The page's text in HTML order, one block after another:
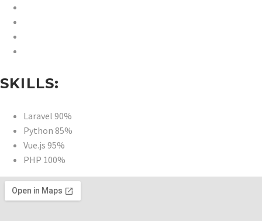
SKILLS:
Laravel 90%
Python 85%
Vue.js 95%
PHP 100%